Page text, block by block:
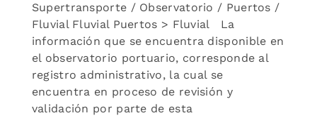
Supertransporte / Observatorio / Puertos /
Fluvial Fluvial Puertos > Fluvial La
información que se encuentra disponible en
el observatorio portuario, corresponde al
registro administrativo, la cual se
encuentra en proceso de revisión y
validación por parte de esta